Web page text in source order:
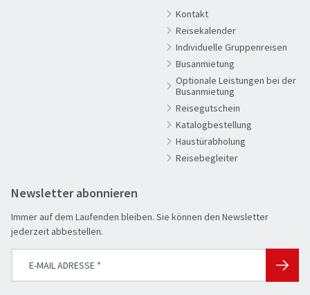
SUCHEN & BUCHEN
Eröffnungs- & Abschlussreisen
Genussreise
Herbstreise
Leserreisen
Osterreisen
Kontakt
Reisekalender
Individuelle Gruppenreisen
Busanmietung
Optionale Leistungen bei der
Busanmietung
Reisegutschein
Katalogbestellung
Haustürabholung
Reisebegleiter
Newsletter abonnieren
Immer auf dem Laufenden bleiben. Sie können den Newsletter
jederzeit abbestellen.